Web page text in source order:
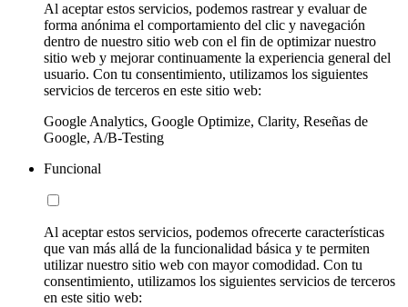
Al aceptar estos servicios, podemos rastrear y evaluar de
forma anónima el comportamiento del clic y navegación
dentro de nuestro sitio web con el fin de optimizar nuestro
sitio web y mejorar continuamente la experiencia general del
usuario. Con tu consentimiento, utilizamos los siguientes
servicios de terceros en este sitio web:
Google Analytics, Google Optimize, Clarity, Reseñas de
Google, A/B-Testing
Funcional
Al aceptar estos servicios, podemos ofrecerte características
que van más allá de la funcionalidad básica y te permiten
utilizar nuestro sitio web con mayor comodidad. Con tu
consentimiento, utilizamos los siguientes servicios de terceros
en este sitio web: